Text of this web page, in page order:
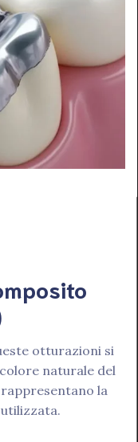
otturazioni si
naturale del
la